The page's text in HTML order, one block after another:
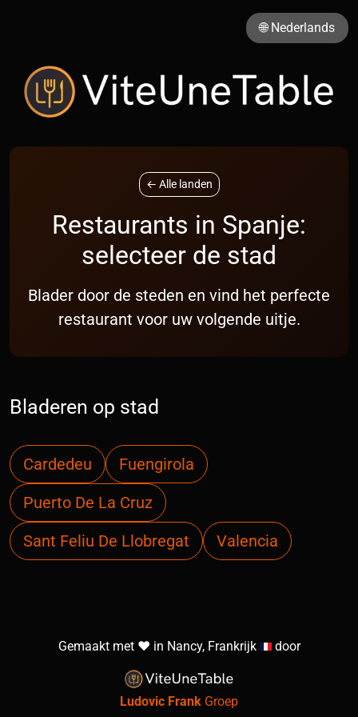
🌐 Nederlands
← Alle landen
Restaurants in Spanje:
selecteer de stad
Blader door de steden en vind het perfecte
restaurant voor uw volgende uitje.
Bladeren op stad
Cardedeu
Fuengirola
Puerto De La Cruz
Sant Feliu De Llobregat
Valencia
Gemaakt met ❤️ in Nancy, Frankrijk door
Ludovic Frank Groep